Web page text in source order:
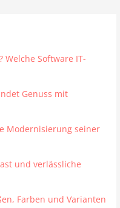
Welche Software IT-
Genuss mit
Modernisierung seiner
und verlässliche
Farben und Varianten